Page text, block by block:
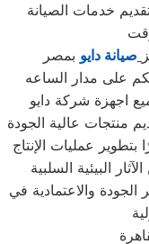
خدمات الصيانة
صيانة دايو بمصر
على مدار الساعه
اجهزة شركة دايو
منتجات عالية الجودة
بتطوير عمليات الإنتاج
والاعتمادية في